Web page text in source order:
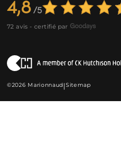
4,8
72 avis - certifié par
©2026 Marionnaud|Sitemap